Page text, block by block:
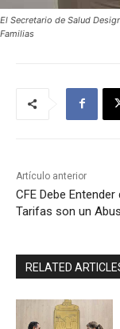
El Secretario de Salud
Familias
Artículo anterior
CFE Debe Entender
Tarifas son un
RELATED